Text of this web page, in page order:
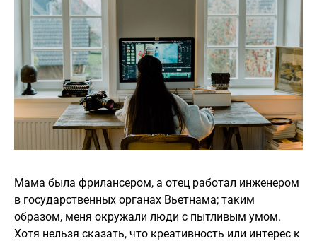
Мама была фрилансером, а отец работал инженером
в государственных органах Вьетнама; таким
образом, меня окружали люди с пытливым умом.
Хотя нельзя сказать, что креативность или интерес к